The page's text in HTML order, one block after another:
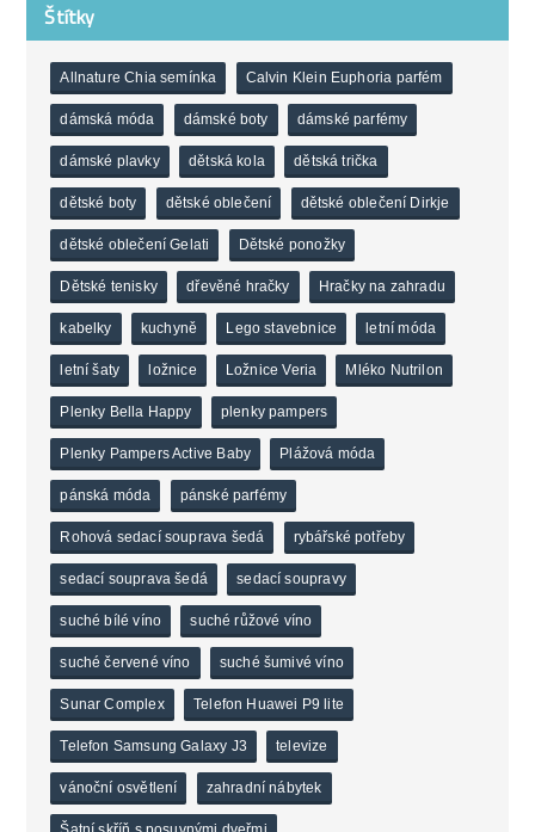
Štítky
Allnature Chia semínka Calvin Klein Euphoria parfém
dámská móda dámské boty dámské parfémy
dámské plavky dětská kola dětská trička
dětské boty dětské oblečení dětské oblečení Dirkje
dětské oblečení Gelati Dětské ponožky
Dětské tenisky dřevěné hračky Hračky na zahradu
kabelky kuchyně Lego stavebnice letní móda
letní šaty ložnice Ložnice Veria Mléko Nutrilon
Plenky Bella Happy plenky pampers
Plenky Pampers Active Baby Plážová móda
pánská móda pánské parfémy
Rohová sedací souprava šedá rybářské potřeby
sedací souprava šedá sedací soupravy
suché bílé víno suché růžové víno
suché červené víno suché šumivé víno
Sunar Complex Telefon Huawei P9 lite
Telefon Samsung Galaxy J3 televize
vánoční osvětlení zahradní nábytek